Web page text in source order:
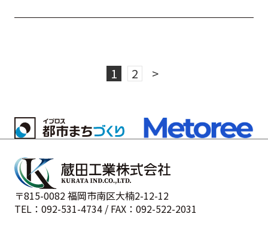
1 2 >
〒815-0082 福岡市南区大楠2-12-12
TEL：092-531-4734 / FAX：092-522-2031